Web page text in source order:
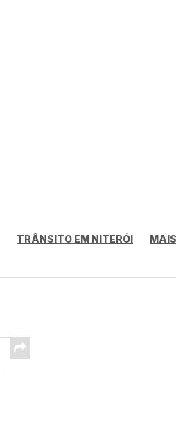
TRÂNSITO EM NITERÓI MAIS